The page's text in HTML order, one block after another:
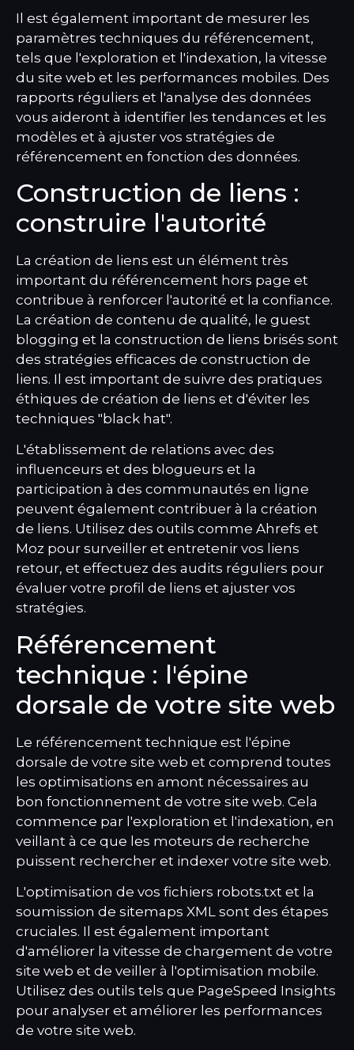
Il est également important de mesurer les
paramètres techniques du référencement,
tels que l'exploration et l'indexation, la vitesse
du site web et les performances mobiles. Des
rapports réguliers et l'analyse des données
vous aideront à identifier les tendances et les
modèles et à ajuster vos stratégies de
référencement en fonction des données.
Construction de liens :
construire l'autorité
La création de liens est un élément très
important du référencement hors page et
contribue à renforcer l'autorité et la confiance.
La création de contenu de qualité, le guest
blogging et la construction de liens brisés sont
des stratégies efficaces de construction de
liens. Il est important de suivre des pratiques
éthiques de création de liens et d'éviter les
techniques "black hat".
L'établissement de relations avec des
influenceurs et des blogueurs et la
participation à des communautés en ligne
peuvent également contribuer à la création
de liens. Utilisez des outils comme Ahrefs et
Moz pour surveiller et entretenir vos liens
retour, et effectuez des audits réguliers pour
évaluer votre profil de liens et ajuster vos
stratégies.
Référencement
technique : l'épine
dorsale de votre site web
Le référencement technique est l'épine
dorsale de votre site web et comprend toutes
les optimisations en amont nécessaires au
bon fonctionnement de votre site web. Cela
commence par l'exploration et l'indexation, en
veillant à ce que les moteurs de recherche
puissent rechercher et indexer votre site web.
L'optimisation de vos fichiers robots.txt et la
soumission de sitemaps XML sont des étapes
cruciales. Il est également important
d'améliorer la vitesse de chargement de votre
site web et de veiller à l'optimisation mobile.
Utilisez des outils tels que PageSpeed Insights
pour analyser et améliorer les performances
de votre site web.